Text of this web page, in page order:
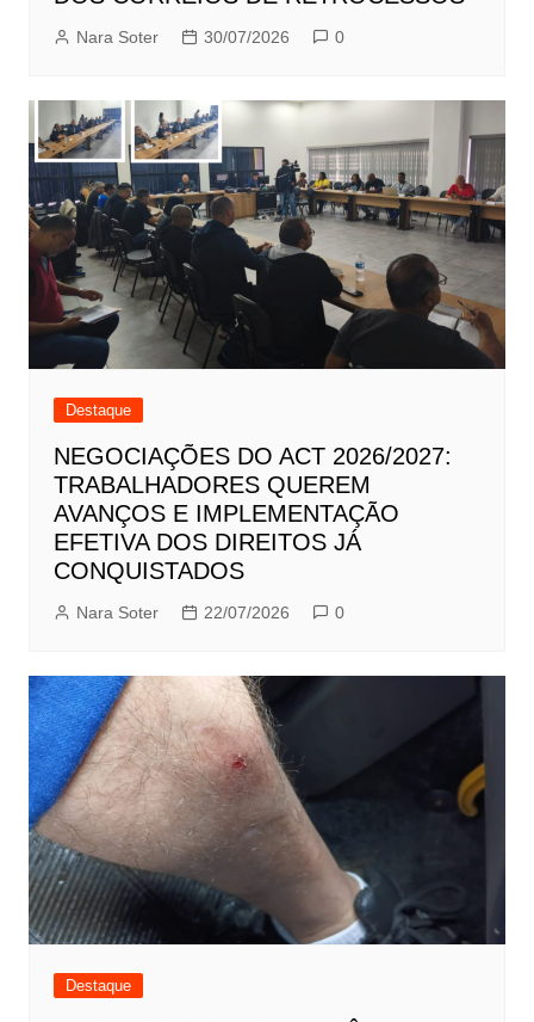
Nara Soter 30/07/2026 0
Destaque
NEGOCIAÇÕES DO ACT 2026/2027:
TRABALHADORES QUEREM
AVANÇOS E IMPLEMENTAÇÃO
EFETIVA DOS DIREITOS JÁ
CONQUISTADOS
Nara Soter 22/07/2026 0
Destaque